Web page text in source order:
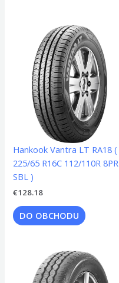
Hankook Vantra LT RA18 (
225/65 R16C 112/110R 8PR
SBL )
€128.18
DO OBCHODU